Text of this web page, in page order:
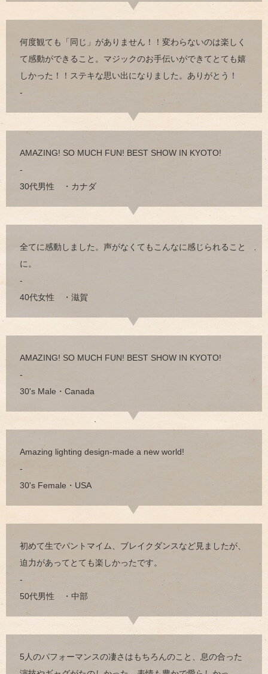
何度観ても「同じ」がありません！！変わらないのは楽しく
て感動ができること。マジックのお手伝いができてとても嬉
しかった！！ステキな思い出になりました。ありがとう！
-
AMAZING! SO MUCH FUN! BEST SHOW IN KYOTO!
-
30代男性 ・カナダ
全てに感動しました。声がなくてもこんなに感じられること
に。
-
40代女性 ・滋賀
AMAZING! SO MUCH FUN! BEST SHOW IN KYOTO!
-
30's Male・Canada
Amazing lighting design-made a new world!
-
30's Female・USA
初めて生でパントマイム、ブレイクダンスなど見ましたが、
迫力があってとても楽しかったです。
-
50代男性 ・中部
5人のパフォーマンスの凄さはもちろんのこと、息の合った